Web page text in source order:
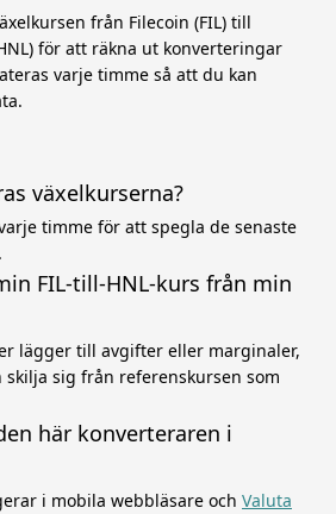
från Filecoin (FIL) till
för att räkna ut konverteringar
varje timme så att du kan
växelkurserna?
timme för att spegla de senaste
FIL-till-HNL-kurs från min
lägger till avgifter eller marginaler,
sig från referenskursen som
här konverteraren i
i mobila webbläsare och Valuta